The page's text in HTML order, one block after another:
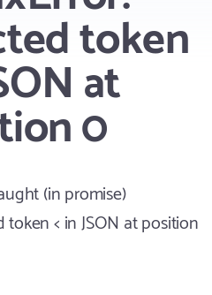
token
at
0
(in promise)
< in JSON at position